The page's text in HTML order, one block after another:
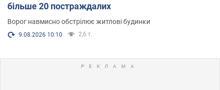
більше 20 постраждалих
Ворог навмисно обстрілює житлові будинки
9.08.2026 10:10 2,6 т.